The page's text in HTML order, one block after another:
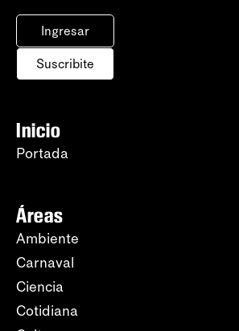
Ingresar
Suscribite
Inicio
Portada
Áreas
Ambiente
Carnaval
Ciencia
Cotidiana